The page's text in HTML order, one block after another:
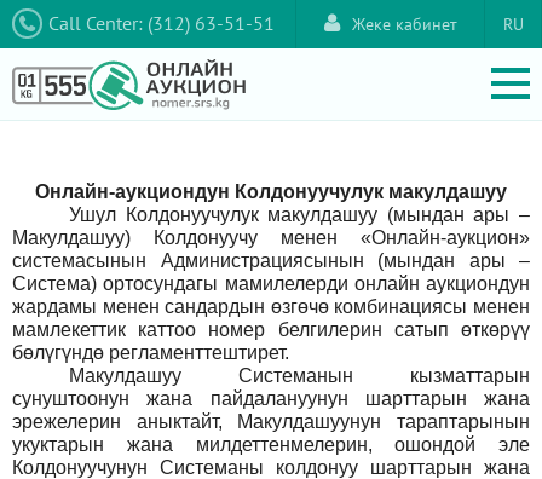
Call Center: (312) 63-51-51 RU
Жеке кабинет
Онлайн-аукциондун Колдонуучулук макулдашуу
Ушул Колдонуучулук макулдашуу (мындан ары –
Макулдашуу) Колдонуучу менен «Онлайн-аукцион»
системасынын Администрациясынын (мындан ары –
Система) ортосундагы мамилелерди онлайн аукциондун
жардамы менен сандардын өзгөчө комбинациясы менен
мамлекеттик каттоо номер белгилерин сатып өткөрүү
бөлүгүндө регламенттештирет.
Макулдашуу Системанын кызматтарын
сунуштоонун жана пайдалануунун шарттарын жана
эрежелерин аныктайт, Макулдашуунун тараптарынын
укуктарын жана милдеттенмелерин, ошондой эле
Колдонуучунун Системаны колдонуу шарттарын жана